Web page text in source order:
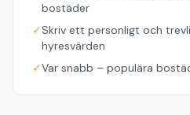
bostäder
✓Skriv ett personligt och
hyresvärden
✓Var snabb – populära